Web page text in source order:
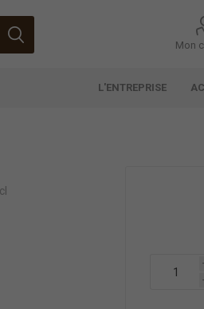
Mon
L'ENTREPRISE